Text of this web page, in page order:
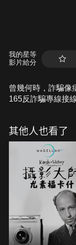
我的星等
影片給分
曾幾何時，詐騙
165反詐騙專線接
其他人也看了